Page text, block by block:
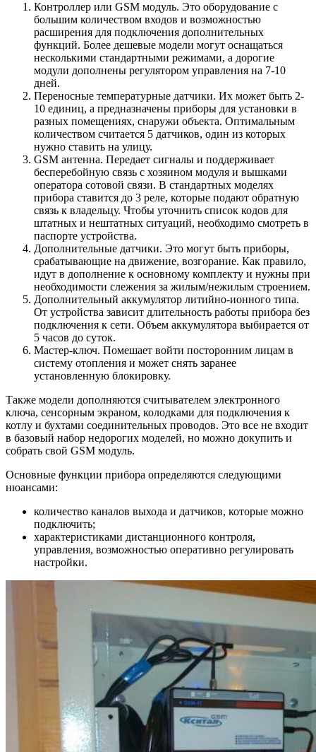
Контроллер или GSM модуль. Это оборудование с
большим количеством входов и возможностью
расширения для подключения дополнительных
функций. Более дешевые модели могут оснащаться
несколькими стандартными режимами, а дорогие
модули дополнены регулятором управления на 7-10
дней.
Переносные температурные датчики. Их может быть 2-
10 единиц, а предназначены приборы для установки в
разных помещениях, снаружи объекта. Оптимальным
количеством считается 5 датчиков, один из которых
нужно ставить на улицу.
GSM антенна. Передает сигналы и поддерживает
бесперебойную связь с хозяином модуля и вышками
оператора сотовой связи. В стандартных моделях
прибора ставится до 3 реле, которые подают обратную
связь к владельцу. Чтобы уточнить список кодов для
штатных и нештатных ситуаций, необходимо смотреть в
паспорте устройства.
Дополнительные датчики. Это могут быть приборы,
срабатывающие на движение, возгорание. Как правило,
идут в дополнение к основному комплекту и нужны при
необходимости слежения за жилым/нежилым строением.
Дополнительный аккумулятор литийно-ионного типа.
От устройства зависит длительность работы прибора без
подключения к сети. Объем аккумулятора выбирается от
5 часов до суток.
Мастер-ключ. Помешает войти посторонним лицам в
систему отопления и может снять заранее
установленную блокировку.
Также модели дополняются считывателем электронного
ключа, сенсорным экраном, колодками для подключения к
котлу и бухтами соединительных проводов. Это все не входит
в базовый набор недорогих моделей, но можно докупить и
собрать свой GSM модуль.
Основные функции прибора определяются следующими
нюансами:
количество каналов выхода и датчиков, которые можно
подключить;
характеристиками дистанционного контроля,
управления, возможностью оперативно регулировать
настройки.